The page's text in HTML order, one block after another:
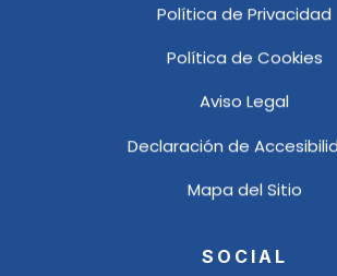
Política de Privacidad
Política de Cookies
Aviso Legal
Declaración de
Mapa del Sitio
SOCIAL